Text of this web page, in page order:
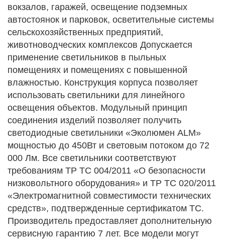
вокзалов, гаражей, освещение подземных
автостоянок и парковок, осветительные системы
сельскохозяйственных предприятий,
животноводческих комплексов Допускается
применение светильников в пыльных
помещениях и помещениях с повышенной
влажностью. Конструкция корпуса позволяет
использовать светильники для линейного
освещения объектов. Модульный принцип
соединения изделий позволяет получить
светодиодные светильники «Эколюмен ALM»
мощностью до 450Вт и световым потоком до 72
000 Лм. Все светильники соответствуют
требованиям ТР ТС 004/2011 «О безопасности
низковольтного оборудования» и ТР ТС 020/2011
«Электромагнитной совместимости технических
средств», подтвержденные сертификатом ТС.
Производитель предоставляет дополнительную
сервисную гарантию 7 лет. Все модели могут